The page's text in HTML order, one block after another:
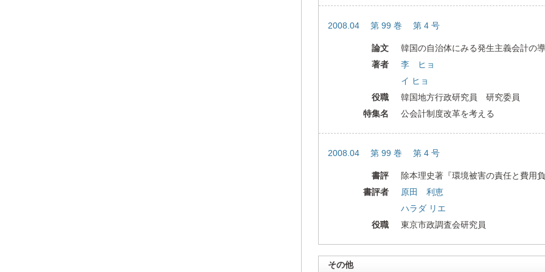
2008.04 第 99 巻 第 4 号
論文
韓国の自治体にみる発生主義会計の
著者
李 ヒョ
イ ヒョ
役職
韓国地方行政研究員 研究委員
特集名
公会計制度改革を考える
2008.04 第 99 巻 第 4 号
書評
除本理史著『環境被害の責任と費用負
書評者
原田 利恵
ハラダ リエ
役職
東京市政調査会研究員
その他